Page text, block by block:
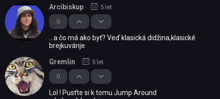
0
Arcibiskup 5 let
...a čo má ako byť? Veď klasická didžina,klasické
brejkuvánje
0
Gremlin 5 let
Lol ! Pusťte si k tomu Jump Around